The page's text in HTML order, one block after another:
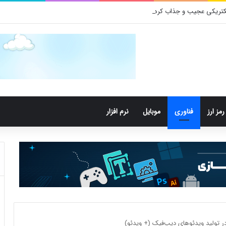
رمز ارز فناوری موبایل نرم افزار
ویدئوهای دیپ‌فیک (+ ویدئو)